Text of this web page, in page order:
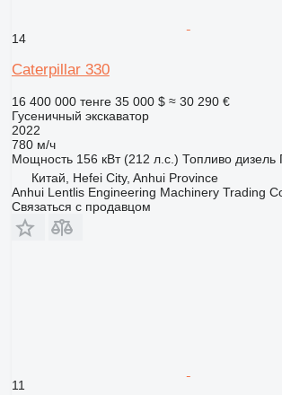
14
Caterpillar 330
16 400 000 тенге 35 000 $ ≈ 30 290 €
Гусеничный экскаватор
2022
780 м/ч
Мощность 156 кВт (212 л.с.) Топливо дизель
Китай, Hefei City, Anhui Province
Anhui Lentlis Engineering Machinery Trading
Связаться с продавцом
11